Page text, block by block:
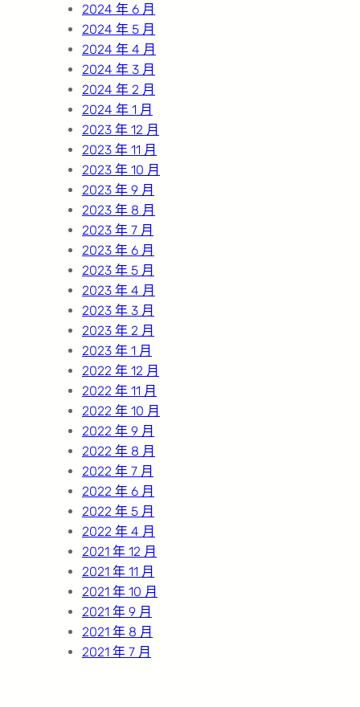
2024 年 6 月
2024 年 5 月
2024 年 4 月
2024 年 3 月
2024 年 2 月
2024 年 1 月
2023 年 12 月
2023 年 11 月
2023 年 10 月
2023 年 9 月
2023 年 8 月
2023 年 7 月
2023 年 6 月
2023 年 5 月
2023 年 4 月
2023 年 3 月
2023 年 2 月
2023 年 1 月
2022 年 12 月
2022 年 11 月
2022 年 10 月
2022 年 9 月
2022 年 8 月
2022 年 7 月
2022 年 6 月
2022 年 5 月
2022 年 4 月
2021 年 12 月
2021 年 11 月
2021 年 10 月
2021 年 9 月
2021 年 8 月
2021 年 7 月